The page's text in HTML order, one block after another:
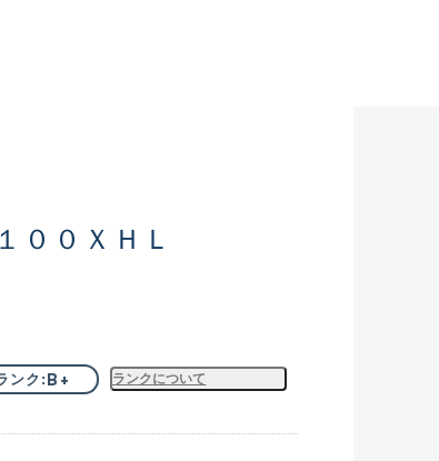
００ＸＨＬ
ンク B+ ランクについて